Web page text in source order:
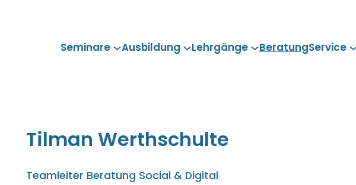
Seminare Ausbildung Lehrgänge BeratungService
Tilman Werthschulte
Teamleiter Beratung Social & Digital